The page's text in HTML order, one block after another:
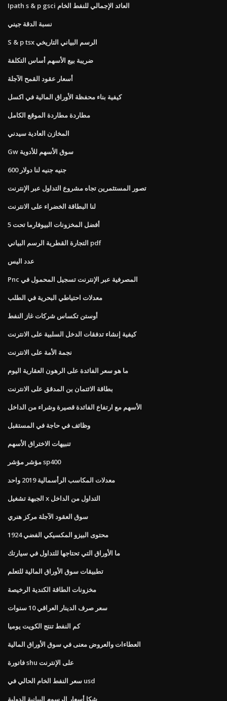
Ipath s & p gsci العائد الإجمالي للنفط الخام
نسبة الدقة جيني
S & p tsx الرسم البياني التاريخي
ضريبة بيع الأسهم أساس التكلفة
أسعار عقود القمح الآجلة
كيفية بناء محفظة الأوراق المالية في اكسل
مطاردة مطاردة الموقع الكامل
المخازن العادية سيدني
Gw سوق الأسهم للأدوية
600 جنيه جنيه لنا دولار
تصور المستثمرين تجاه مشروع التداول عبر الإنترنت
لنا البطاقة الخضراء على الانترنت
أفضل المخزونات البيوفارما تحت 5
التجارة القطرية الرسم البياني pdf
عدد اليس
Pnc المصرفية عبر الإنترنت تسجيل المحمول في
معدلات احتياطي البحرية في الطلب
أوستن تكساس شركات غاز النفط
كيفية إنشاء تدفقات الدخل السلبية على الانترنت
نجمة الأمة على الانترنت
ما هو سعر الفائدة على الرهون العقارية اليوم
بطاقة الائتمان بن المدقق على الانترنت
الأسهم مع ارتفاع الفائدة قصيرة وشراء من الداخل
وظائف في حاجة في المستقبل
تنبيهات الاختراق الأسهم
مؤشر مؤشر sp400
معدلات المكاسب الرأسمالية 2019 واحد
الجبهة تشغيل x التداول من الداخل
سوق العقود الآجلة مركز هنري
1924 محتوى البيزو المكسيكي الفضي
ما الأوراق التي تحتاجها للتداول في سيارتك
تطبيقات سوق الأوراق المالية للتعلم
مخزونات الطاقة الكندية الرخيصة
سعر صرف الدينار العراقي 10 سنوات
كم النفط تنتج الكويت يوميا
العطاءات والعروض معنى في سوق الأوراق المالية
فاتورة shu على الإنترنت
سعر النفط الخام الحالي في usd
شكا أسعار الرسوم البيانية الدولية